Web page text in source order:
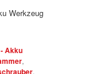
Werkzeug
Akku
,
,